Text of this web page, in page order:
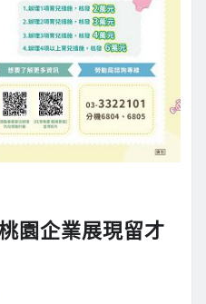
園企業展現留才